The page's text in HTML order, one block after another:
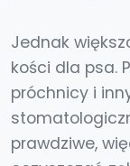
Jednak
kości dla psa.
próchnicy i
prawdziwe,